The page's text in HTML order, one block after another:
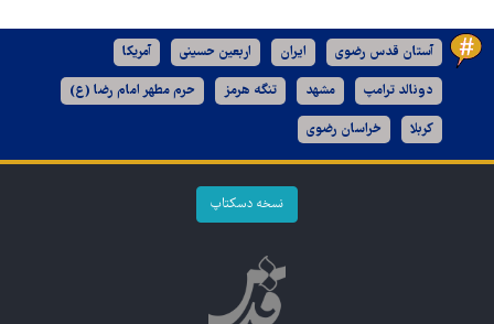
آستان قدس رضوی ایران اربعین حسینی آمریکا
دونالد ترامپ مشهد تنگه هرمز حرم مطهر امام رضا (ع)
کربلا خراسان رضوی
نسخه دسکتاپ